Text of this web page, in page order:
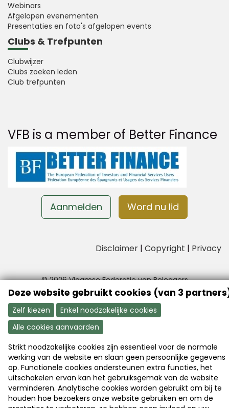
Webinars
Afgelopen evenementen
Presentaties en foto's afgelopen events
Clubs & Trefpunten
Clubwijzer
Clubs zoeken leden
Club trefpunten
VFB is a member of Better Finance
Aanmelden Word nu lid
Disclaimer | Copyright | Privacy
Deze website gebruikt cookies (van 3
Zelf kiezen
Enkel noodzakelijke cookies
Alle cookies aanvaarden
Strikt noodzakelijke cookies zijn essentieel voor de normale
werking van de website en slaan geen persoonlijke gegevens
op. Functionele cookies ondersteunen extra functies, het
uitschakelen ervan kan het gebruiksgemak van de website
verminderen. Analytische cookies worden gebruikt om bij te
houden hoe bezoekers onze website gebruiken en om de
© 2026 Vlaamse Federatie van Beleggers
Webdesign & development byServico
Aanmelden